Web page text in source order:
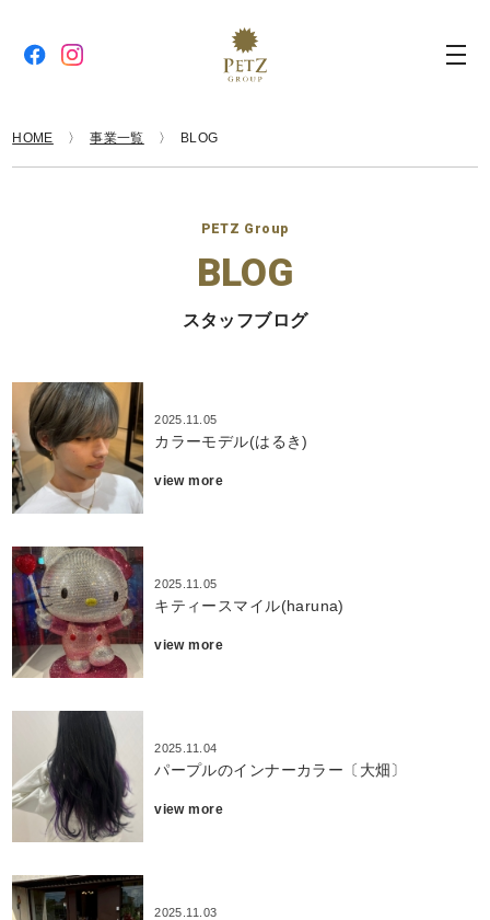
HOME 事業一覧 BLOG
PETZ Group
BLOG
スタッフブログ
2025.11.05
カラーモデル(はるき)
view more
2025.11.05
キティースマイル(haruna)
view more
2025.11.04
パープルのインナーカラー〔大畑〕
view more
2025.11.03